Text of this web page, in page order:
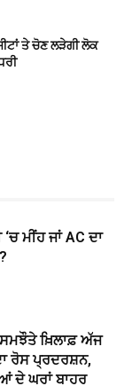
ਤੇ ਚੋਣ ਲੜੇਗੀ ਲੋਕ
ਮੀਂਹ ਜਾਂ AC ਦਾ
ਖ਼ਿਲਾਫ਼ ਅੱਜ
ਰੋਸ ਪ੍ਰਦਰਸ਼ਨ,
ਦੇ ਘਰਾਂ ਬਾਹਰ